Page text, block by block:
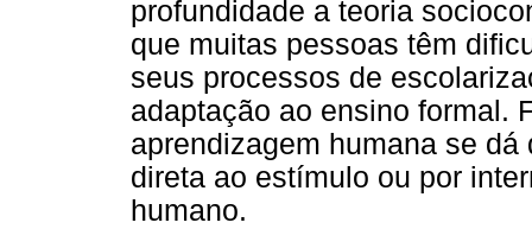
profundidade a teoria
que muitas pessoas têm
seus processos de
adaptação ao ensino formal.
aprendizagem humana se
direta ao estímulo ou por
humano.